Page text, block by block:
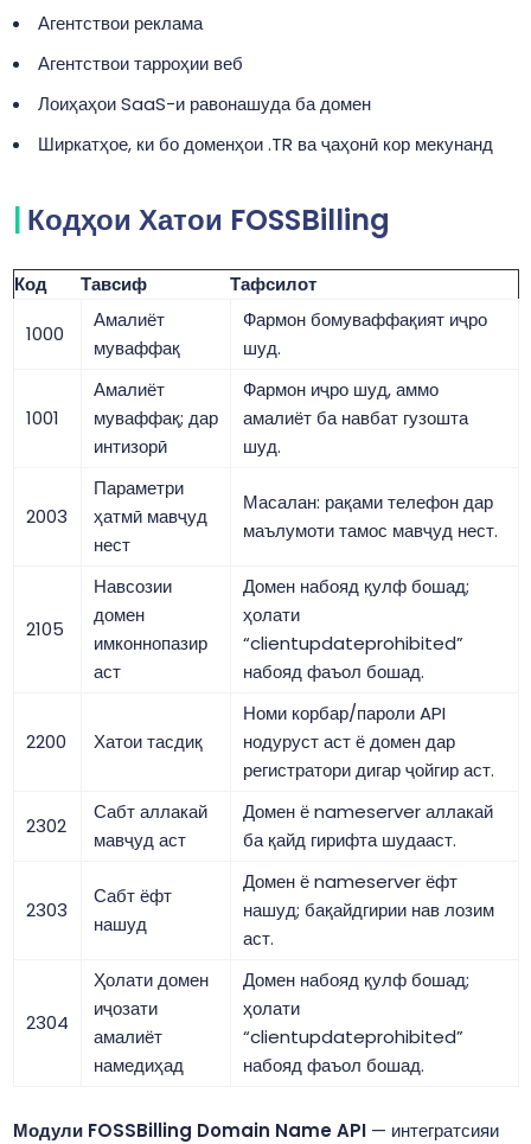
Агентствои реклама
Агентствои тарроҳии веб
Лоиҳаҳои SaaS-и равонашуда ба домен
Ширкатҳое, ки бо доменҳои .TR ва ҷаҳонӣ кор мекунанд
Кодҳои Хатои FOSSBilling
Код Тавсиф
Тафсилот
1000
Амалиёт
муваффақ
Фармон бомуваффақият иҷро
шуд.
1001
Амалиёт
муваффақ; дар
интизорӣ
Фармон иҷро шуд, аммо
амалиёт ба навбат гузошта
шуд.
2003
Параметри
ҳатмӣ мавҷуд
нест
Масалан: рақами телефон дар
маълумоти тамос мавҷуд нест.
2105
Навсозии
домен
имконнопазир
аст
Домен набояд қулф бошад;
ҳолати
“clientupdateprohibited”
набояд фаъол бошад.
2200 Хатои тасдиқ
Номи корбар/пароли API
нодуруст аст ё домен дар
регистратори дигар ҷойгир аст.
2302
Сабт аллакай
мавҷуд аст
Домен ё nameserver аллакай
ба қайд гирифта шудааст.
2303
Сабт ёфт
нашуд
Домен ё nameserver ёфт
нашуд; бақайдгирии нав лозим
аст.
2304
Ҳолати домен
иҷозати
амалиёт
намедиҳад
Домен набояд қулф бошад;
ҳолати
“clientupdateprohibited”
набояд фаъол бошад.
Модули FOSSBilling Domain Name API— интегратсияи